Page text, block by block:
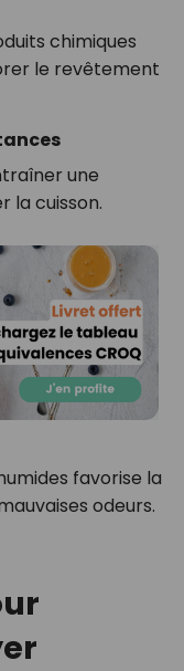
chimiques
le revêtement
une
la cuisson.
favorise la
odeurs.